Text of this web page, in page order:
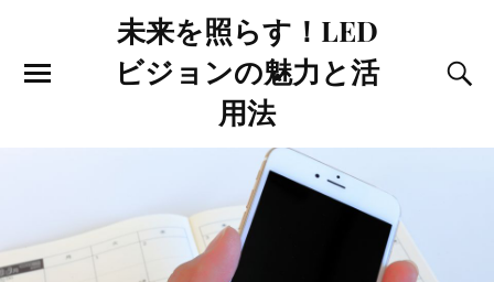
未来を照らす！LED
ビジョンの魅力と活
用法